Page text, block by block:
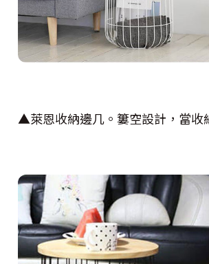
▲萊恩收納邊几。簍空設計，當收